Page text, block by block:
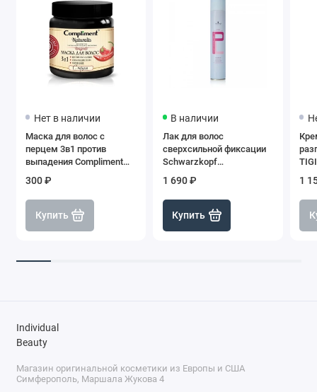
Нет в наличии
Маска для волос с
перцем 3в1 против
выпадения Compliment
рост и укрепление, 500 мл
300 ₽
Купить
В наличии
Лак для волос
сверхсильной фиксации
Schwarzkopf
super strong hold, 500 мл
1 690 ₽
Купить
1
Individual
Beauty
Магазин оригинальной косметики из Европы и США
Симферополь, Маршала Жукова 4